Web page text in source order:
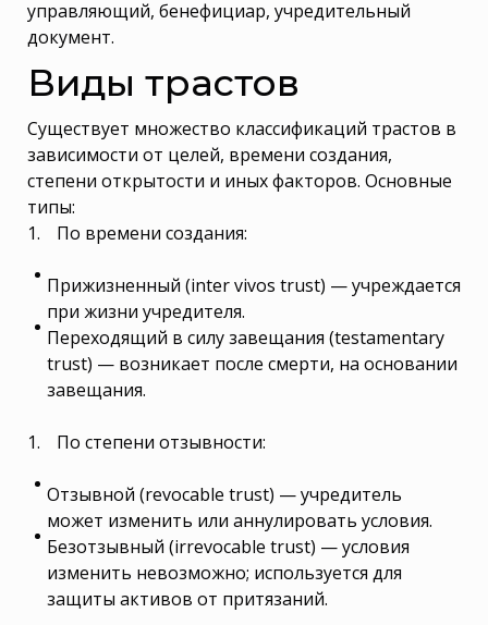
управляющий, бенефициар, учредительный
документ.
Виды трастов
Существует множество классификаций трастов в
зависимости от целей, времени создания,
степени открытости и иных факторов. Основные
типы:
По времени создания:
Прижизненный (inter vivos trust) — учреждается
при жизни учредителя.
Переходящий в силу завещания (testamentary
trust) — возникает после смерти, на основании
завещания.
По степени отзывности:
Отзывной (revocable trust) — учредитель
может изменить или аннулировать условия.
Безотзывный (irrevocable trust) — условия
изменить невозможно; используется для
защиты активов от притязаний.